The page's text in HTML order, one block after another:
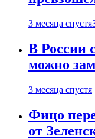
3 месяца спустя
В России
можно
3 месяца спустя
Фицо
от